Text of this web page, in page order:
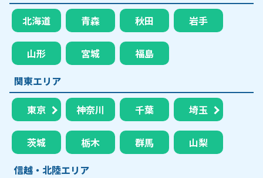
北海道 青森 秋田 岩手
山形 宮城
福島
関東エリア
東京 神奈川 千葉 埼玉
茨城 栃木 群馬
山梨
信越・北陸エリア